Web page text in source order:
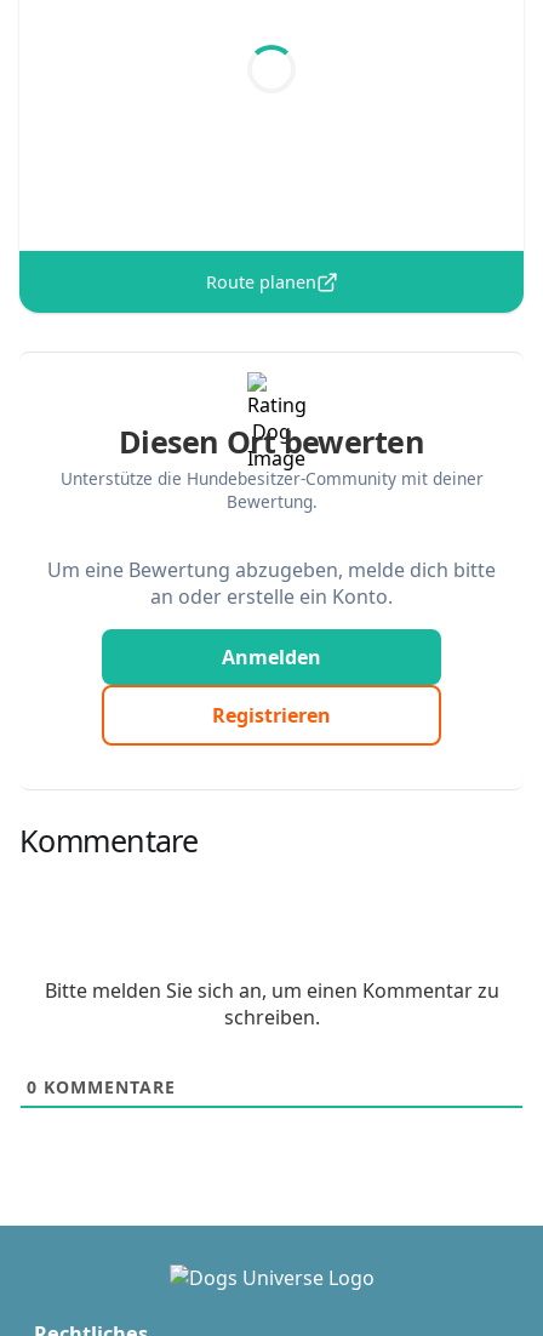
Route planen
Diesen Ort bewerten
Unterstütze die Hundebesitzer-Community mit deiner
Bewertung.
Um eine Bewertung abzugeben, melde dich bitte
an oder erstelle ein Konto.
Anmelden
Registrieren
Kommentare
Bitte melden Sie sich an, um einen Kommentar zu
schreiben.
0 KOMMENTARE